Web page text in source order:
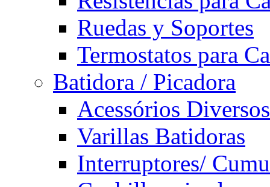
Ruedas y Soportes
Termostatos para
Batidora / Picadora
Acessórios Diversos
Varillas Batidoras
Interruptores/